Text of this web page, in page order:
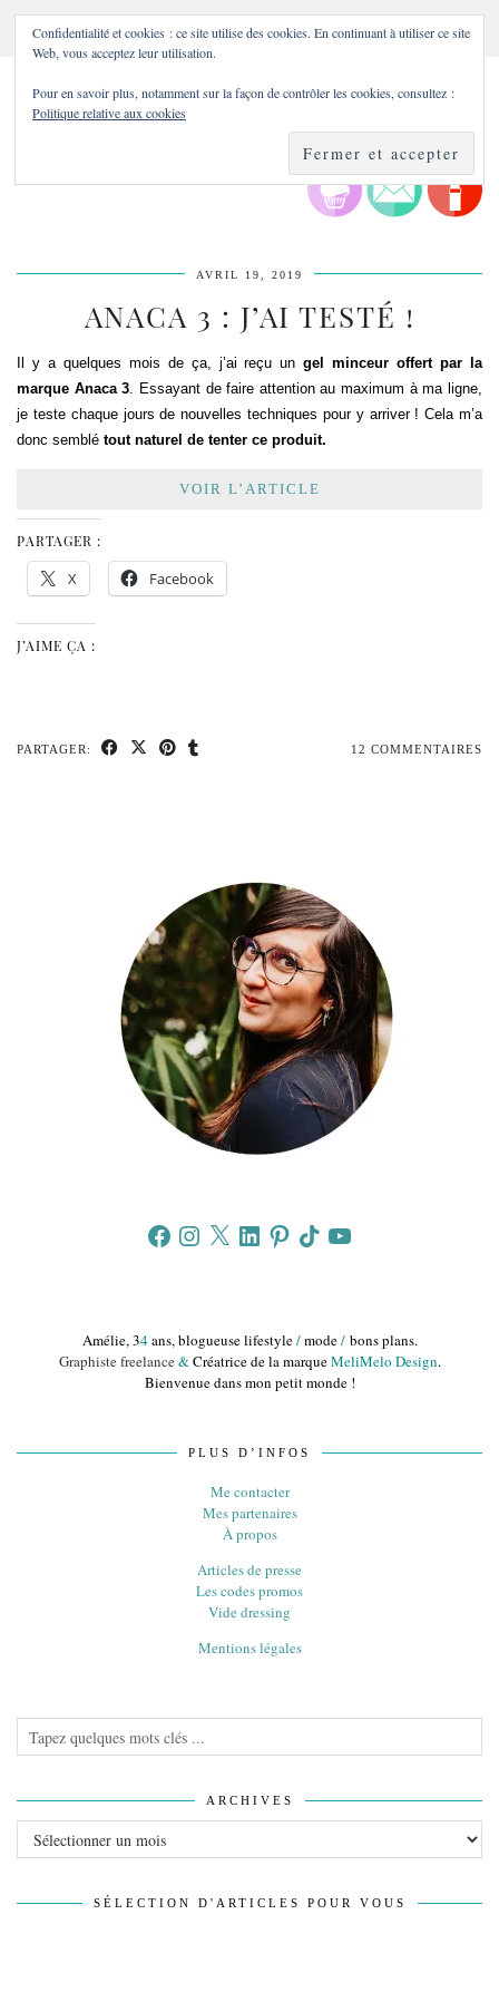
AVRIL 19, 2019
ANACA 3 : J’AI TESTÉ !
Il y a quelques mois de ça, j’ai reçu ungel minceur offert par la
marque Anaca 3 . Essayant de faire attention au maximum à ma ligne,
je teste chaque jours de nouvelles techniques pour y arriver ! Cela m’a
donc semblé tout naturel de tenter ce produit.
VOIR L’ARTICLE
PARTAGER :
X Facebook
J’AIME ÇA :
PARTAGER: 12 COMMENTAIRES
FacebookInstagram
X LinkedInPinterestTikTokYouTube
Amélie, 34ans, blogueuse lifestyle/mode/bons plans.
Graphiste freelance&Créatrice de la marqueMeliMelo Design.
Bienvenue dans mon petit monde !
PLUS D’INFOS
Me contacter
Mes partenaires
À propos
Articles de presse
Les codes promos
Vide dressing
Mentions légales
ARCHIVES
SÉLECTION D'ARTICLES POUR VOUS
Confidentialité et cookies : ce site utilise des cookies. En continuant à utiliser ce site
Web, vous acceptez leur utilisation.
Pour en savoir plus, notamment sur la façon de contrôler les cookies, consultez :
Politique relative aux cookies